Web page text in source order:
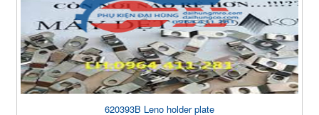
620393B Leno holder plate